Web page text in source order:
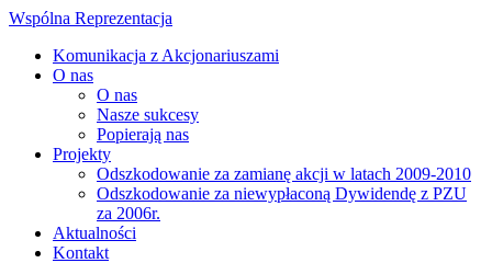
Wspólna Reprezentacja
Komunikacja z Akcjonariuszami
O nas
O nas
Nasze sukcesy
Popierają nas
Projekty
Odszkodowanie za zamianę akcji w latach 2009-2010
Odszkodowanie za niewypłaconą Dywidendę z PZU
za 2006r.
Aktualności
Kontakt